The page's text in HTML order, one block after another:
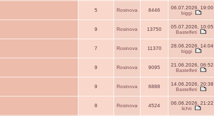
5 Rosinova 8446
06.07.2026, 19:00
biggi
9 Rosinova 13750
05.07.2026, 10:05
Bastelfeti
7 Rosinova 11370
28.06.2026, 14:04
biggi
9 Rosinova 9095
21.06.2026, 06:52
Bastelfeti
9 Rosinova 6888
14.06.2026, 20:38
Bastelfeti
8 Rosinova 4524
06.06.2026, 21:22
lichti